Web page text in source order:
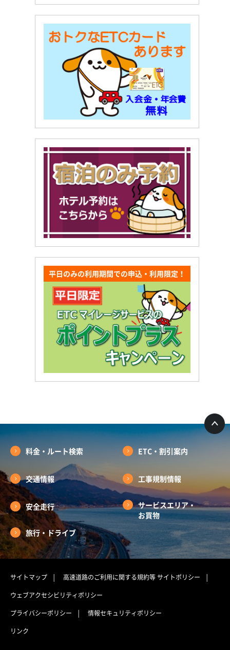
平日のみの利用期間での申込・利用限定！
料金・ルート検索 ETC・割引案内
交通情報 工事規制情報
安全走行
サービスエリア・
お買物
旅行・ドライブ
サイトマップ 高速道路のご利用に関する規約等サイトポリシー
ウェブアクセシビリティポリシー
プライバシーポリシー
情報セキュリティポリシー
リンク